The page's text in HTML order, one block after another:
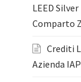
LEED
Comparto
Crediti
Azienda